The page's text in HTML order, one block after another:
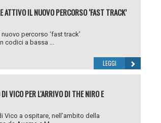
IL NUOVO PERCORSO ‘FAST TRACK’
percorso ‘fast track’
codici a bassa ...
LEGGI
VICO PER L'ARRIVO DI THE NIRO E
Vico a ospitare, nell’ambito della